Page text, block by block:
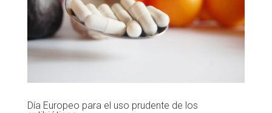
Día Europeo para el uso prudente de los